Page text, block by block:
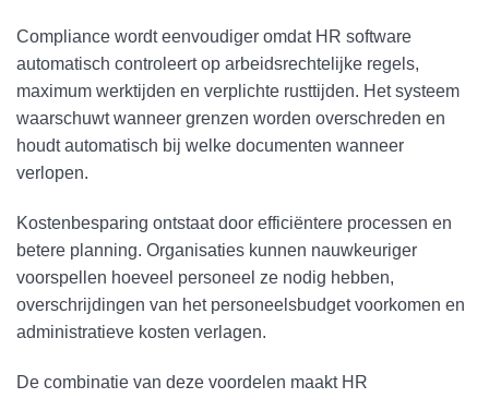
Compliance wordt eenvoudiger omdat HR software
automatisch controleert op arbeidsrechtelijke regels,
maximum werktijden en verplichte rusttijden. Het systeem
waarschuwt wanneer grenzen worden overschreden en
houdt automatisch bij welke documenten wanneer
verlopen.
Kostenbesparing ontstaat door efficiëntere processen en
betere planning. Organisaties kunnen nauwkeuriger
voorspellen hoeveel personeel ze nodig hebben,
overschrijdingen van het personeelsbudget voorkomen en
administratieve kosten verlagen.
De combinatie van deze voordelen maakt HR